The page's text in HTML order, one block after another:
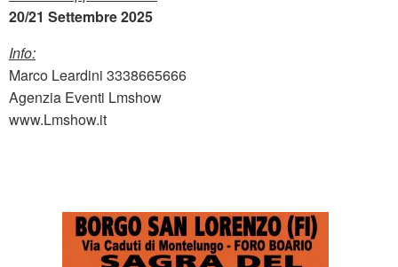
20/21 Settembre 2025
Info:
Marco Leardini 3338665666
Agenzia Eventi Lmshow
www.Lmshow.it